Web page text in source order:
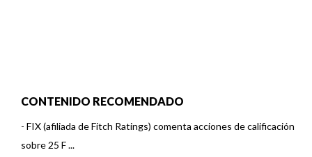
CONTENIDO RECOMENDADO
- FIX (afiliada de Fitch Ratings) comenta acciones de calificación
sobre 25 F ...